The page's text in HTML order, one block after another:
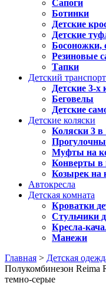
Сапоги
Ботинки
Детские
Детские
Босоножки,
Резиновые
Тапки
Детский транспорт
Детские 3-х
Беговелы
Детские
Детские коляски
Коляски 3 в
Муфты на
Конверты в
Козырек на
Автокресла
Детская комната
Кроватки
Стульчики
Кресла-
Манежи
Главная > Детская
Полукомбинезон Reima
темно-серые